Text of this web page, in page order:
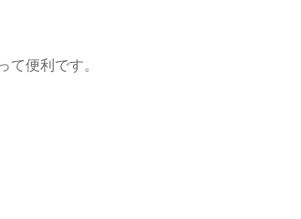
便利です。